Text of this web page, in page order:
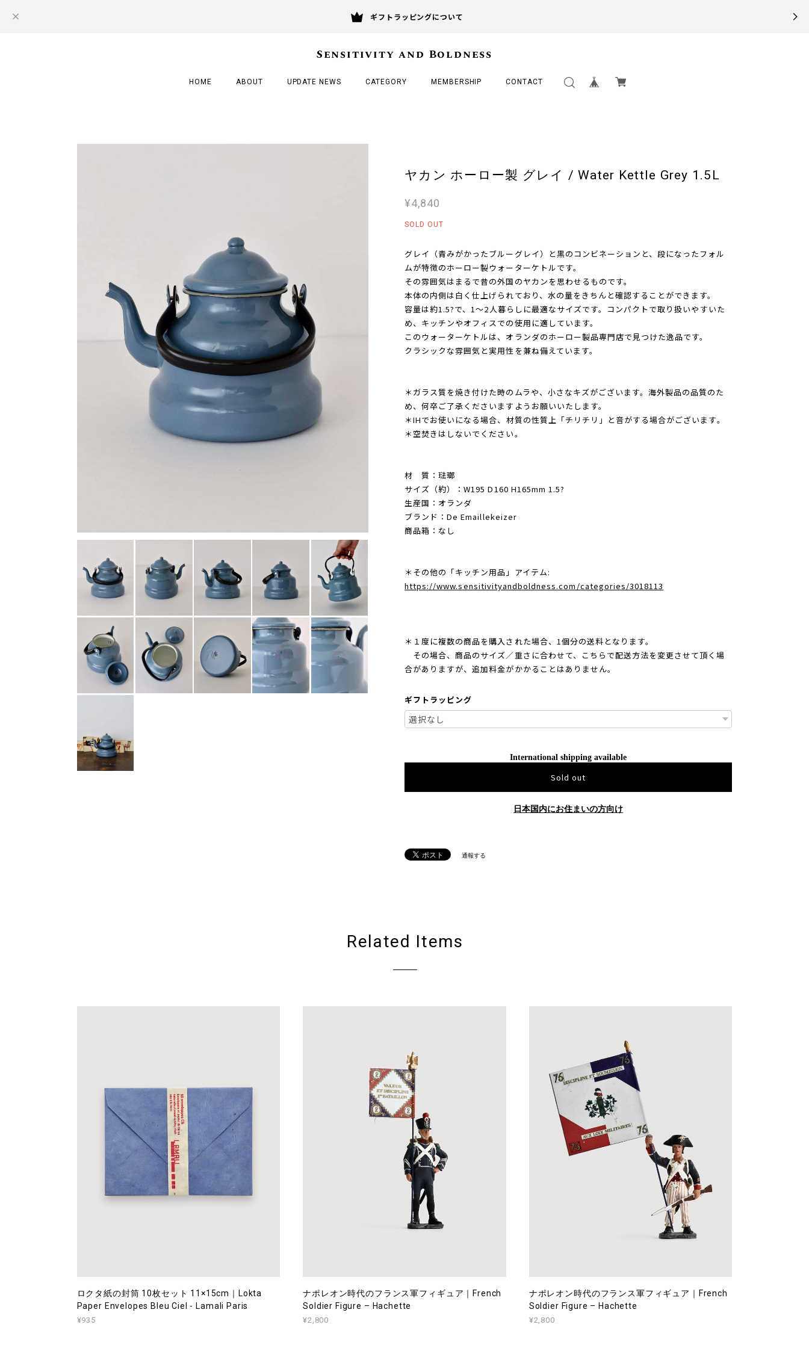
ギフトラッピングについて
Sensitivity and Boldness
HOME ABOUT UPDATE NEWS CATEGORY MEMBERSHIP CONTACT
ヤカン ホーロー製 グレイ / Water Kettle Grey 1.5L
¥4,840
SOLD OUT
グレイ（青みがかったブルーグレイ）と黒のコンビネーションと、段になったフォル
ムが特徴のホーロー製ウォーターケトルです。
その雰囲気はまるで昔の外国のヤカンを思わせるものです。
本体の内側は白く仕上げられており、水の量をきちんと確認することができます。
容量は約1.5?で、1～2人暮らしに最適なサイズです。コンパクトで取り扱いやすいた
め、キッチンやオフィスでの使用に適しています。
このウォーターケトルは、オランダのホーロー製品専門店で見つけた逸品です。
クラシックな雰囲気と実用性を兼ね備えています。
＊ガラス質を焼き付けた時のムラや、小さなキズがございます。海外製品の品質のた
め、何卒ご了承くださいますようお願いいたします。
＊IHでお使いになる場合、材質の性質上「チリチリ」と音がする場合がございます。
＊空焚きはしないでください。
材 質：琺瑯
サイズ（約）：W195 D160 H165mm 1.5?
生産国：オランダ
ブランド：De Emaillekeizer
商品箱：なし
＊その他の「キッチン用品」アイテム:
https://www.sensitivityandboldness.com/categories/3018113
＊１度に複数の商品を購入された場合、1個分の送料となります。
その場合、商品のサイズ／重さに合わせて、こちらで配送方法を変更させて頂く場
合がありますが、追加料金がかかることはありません。
ギフトラッピング
International shipping available
Sold out
日本国内にお住まいの方向け
通報する
Related Items
ロクタ紙の封筒 10枚セット 11×15cm｜Lokta
Paper Envelopes Bleu Ciel - Lamali Paris
¥935
ナポレオン時代のフランス軍フィギュア｜French
Soldier Figure – Hachette
¥2,800
ナポレオン時代のフランス軍フィギュア｜French
Soldier Figure – Hachette
¥2,800